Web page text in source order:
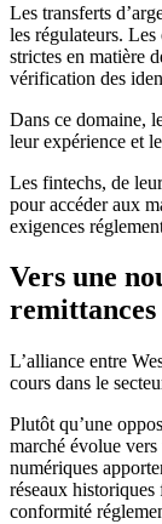
Les transferts
les régulateurs.
strictes en matière
vérification des
Dans ce domaine,
leur expérience et
Les fintechs, de
pour accéder aux
exigences
Vers une
L’alliance entre
cours dans le
Plutôt qu’une
marché évolue
numériques
réseaux
conformité